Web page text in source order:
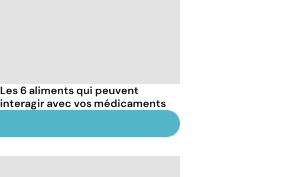
Les 6 aliments qui peuvent
interagir avec vos médicaments